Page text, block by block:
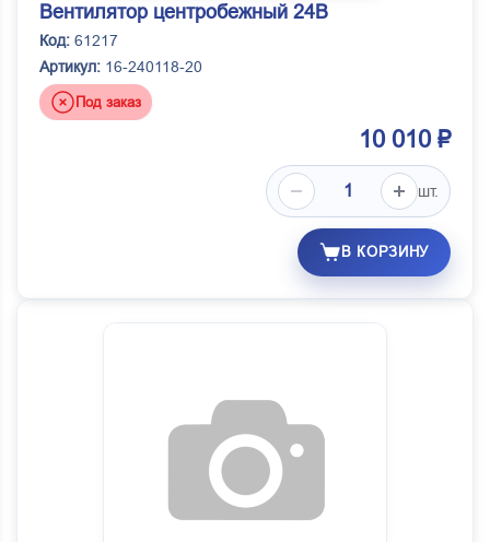
Вентилятор центробежный 24В
Код: 61217
Артикул: 16-240118-20
Под заказ
10 010 ₽
шт.
В КОРЗИНУ